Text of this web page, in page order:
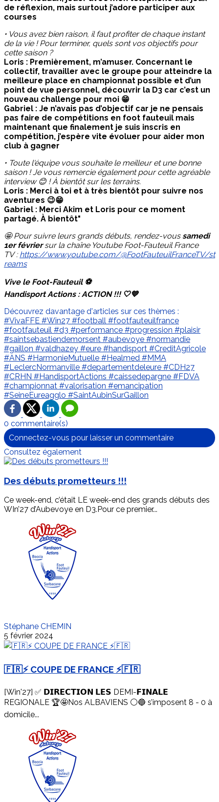
de réflexion, mais surtout j’adore participer aux
courses
• Vous avez bien raison, il faut profiter de chaque instant
de la vie ! Pour terminer, quels sont vos objectifs pour
cette saison ?
Loris : Premièrement, m’amuser. Concernant le
collectif, travailler avec le groupe pour atteindre la
meilleure place en championnat possible et d’un
point de vue personnel, découvrir la D3 car c’est un
nouveau challenge pour moi 😁
Gabriel : Je n’avais pas d’objectif car je ne pensais
pas faire de compétitions en foot fauteuil mais
maintenant que finalement je suis inscris en
compétition, j’espère vite évoluer pour aider mon
club à gagner
• Toute l'équipe vous souhaite le meilleur et une bonne
saison ! Je vous remercie également pour cette agréable
interview 😊 ! À bientôt sur les terrains.
Loris : Merci à toi et à très bientôt pour suivre nos
aventures 😉😁
Gabriel : Merci Akim et Loris pour ce moment
partagé. À bientôt"
🤩 Pour suivre leurs grands débuts, rendez-voussamedi
1er févriersur la chaîne Youtube Foot-Fauteuil France
TV : https://www.youtube.com/@FootFauteuilFranceTV/st
reams
Vive le Foot-Fauteuil ⚽️
Handisport Actions : ACTION !!! 🤍💙
Découvrez davantage d'articles sur ces thèmes :
#VivaFFE #Win27 #football #footfauteuilfrance
#footfauteuil #d3 #performance #progression #plaisir
#saintsebastiendemorsent #aubevoye #normandie
#gaillon #valdhazey #eure #handisport #CreditAgricole
#ANS #HarmonieMutuelle #Healmed #MMA
#LeclercNormanville #departementdeleure #CDH27
#CRHN #HandisportActions #caissedepargne #FDVA
#championnat #valorisation #emancipation
#SeineEureagglo #SaintAubinSurGaillon
0 commentaire(s)
Connectez-vous pour laisser un commentaire
Consultez également
Des débuts prometteurs !!!
Ce week-end, c’était LE week-end des grands débuts des
WIn’27 d’Aubevoye en D3.Pour ce premier...
Stéphane CHEMIN
5 février 2024
🇫🇷⚡️ COUPE DE FRANCE ⚡️🇫🇷
[Win'27] ✅ 𝗗𝗜𝗥𝗘𝗖𝗧𝗜𝗢𝗡 𝗟𝗘𝗦 DEMI-𝗙𝗜𝗡𝗔𝗟𝗘
REGIONALE 🏆🤩Nos ALBAVIENS ⚪️🔵 s’imposent 8 - 0 à
domicile...